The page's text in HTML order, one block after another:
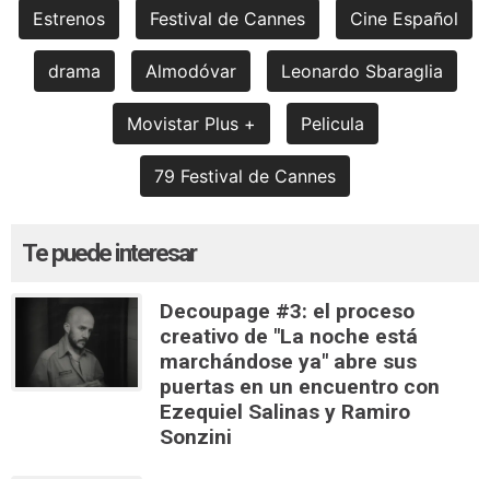
Estrenos Festival de Cannes Cine Español
drama Almodóvar Leonardo Sbaraglia
Movistar Plus + Pelicula
79 Festival de Cannes
Te puede interesar
Decoupage #3: el proceso
creativo de "La noche está
marchándose ya" abre sus
puertas en un encuentro con
Ezequiel Salinas y Ramiro
Sonzini